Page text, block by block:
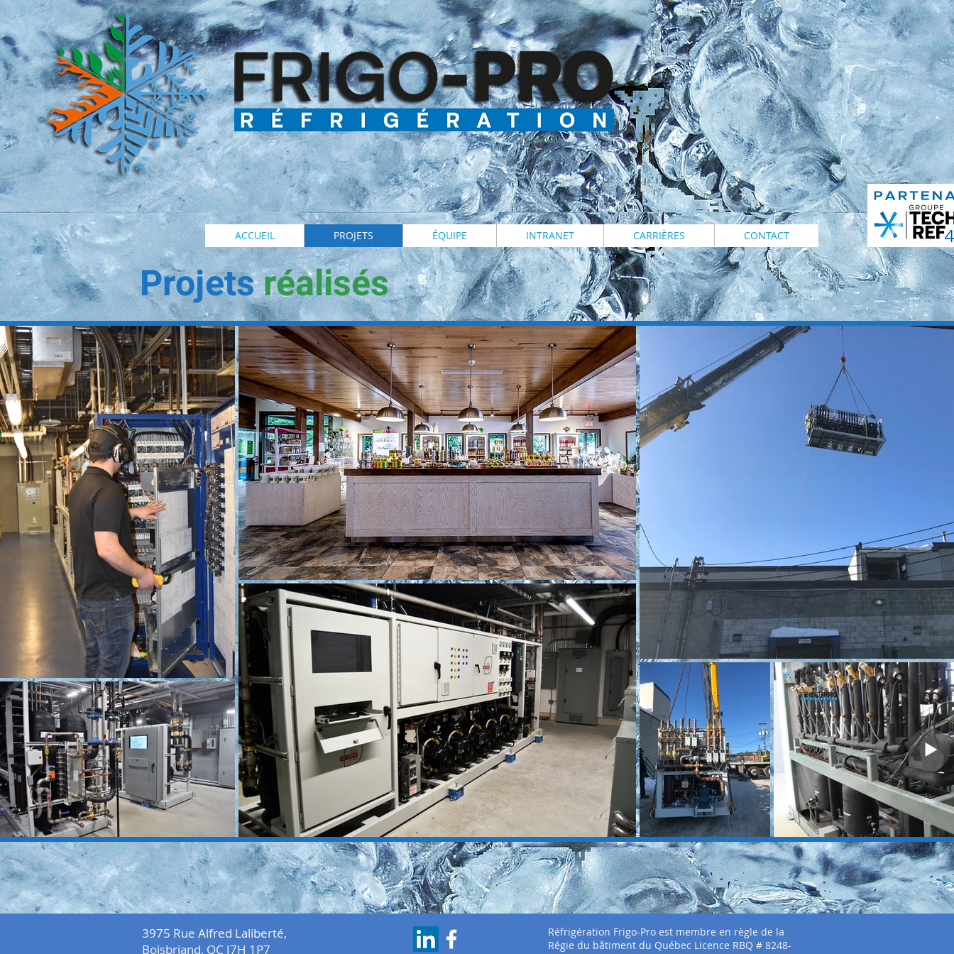
ACCUEIL PROJETS ÉQUIPE INTRANET CARRIÈRES CONTACT
Projetsréalisés
3975 Rue Alfred Laliberté,
Boisbriand, QC J7H 1P7
Réfrigération Frigo-Pro est membre en règle de la
Régie du bâtiment du Québec Licence RBQ # 8248-